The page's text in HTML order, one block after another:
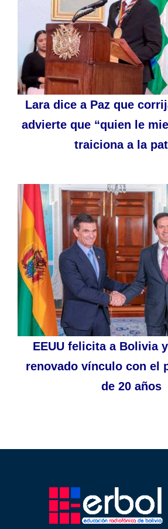
Lara dice a Paz que
advierte que “quien le
traiciona a la
EEUU felicita a Bolivia
renovado vínculo con el
de 20 años